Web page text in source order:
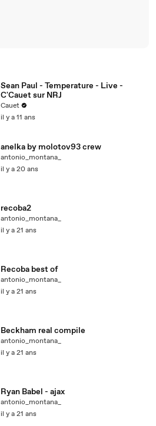
Sean Paul - Temperature - Live -
C'Cauet sur NRJ
Cauet
il y a 11 ans
anelka by molotov93 crew
antonio_montana_
il y a 20 ans
recoba2
antonio_montana_
il y a 21 ans
Recoba best of
antonio_montana_
il y a 21 ans
Beckham real compile
antonio_montana_
il y a 21 ans
Ryan Babel - ajax
antonio_montana_
il y a 21 ans